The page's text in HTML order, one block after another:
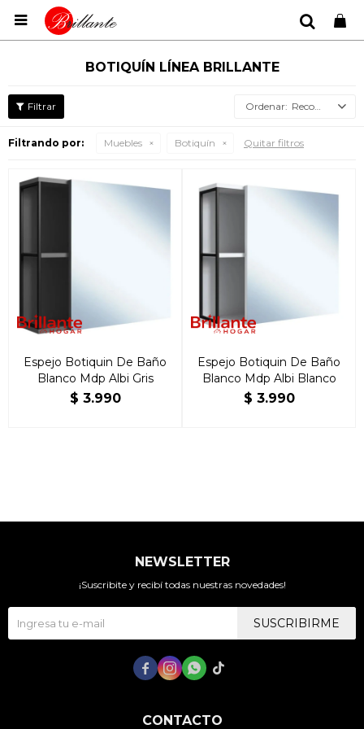

BOTIQUÍN LÍNEA BRILLANTE
Recomendados
Filtrando por: Muebles Botiquín Quitar filtros
Espejo Botiquin De Baño
Blanco Mdp Albi Gris
$ 3.990
Espejo Botiquin De Baño
Blanco Mdp Albi Blanco
$ 3.990
CONTACTO
NEWSLETTER
¡Suscribite y recibí todas nuestras novedades!
SUSCRIBIRME
   